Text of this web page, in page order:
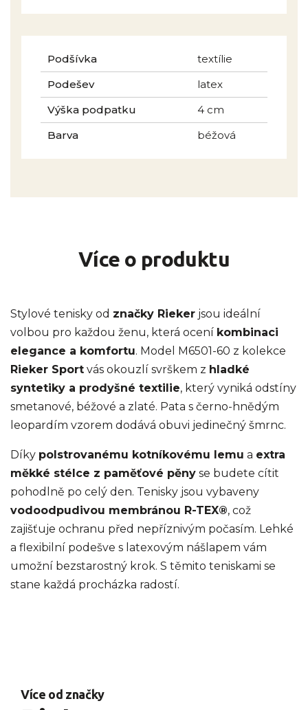
Podšívka
textílie
Podešev
latex
Výška podpatku
4 cm
Barva
béžová
Více o produktu
Stylové tenisky od značky Rieker jsou ideální
volbou pro každou ženu, která ocení kombinaci
elegance a komfortu. Model M6501-60 z kolekce
Rieker Sport vás okouzlí svrškem z hladké
syntetiky a prodyšné textilie, který vyniká odstíny
smetanové, béžové a zlaté. Pata s černo-hnědým
leopardím vzorem dodává obuvi jedinečný šmrnc.
Díky polstrovanému kotníkovému lemu a extra
měkké stélce z paměťové pěny se budete cítit
pohodlně po celý den. Tenisky jsou vybaveny
vodoodpudivou membránou R-TEX®, což
zajišťuje ochranu před nepříznivým počasím. Lehké
a flexibilní podešve s latexovým nášlapem vám
umožní bezstarostný krok. S těmito teniskami se
stane každá procházka radostí.
Více od značky